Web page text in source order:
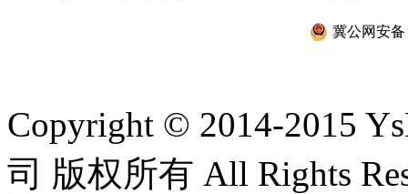
冀公网安备
Copyright © 2014-2015
司 版权所有 All Rights